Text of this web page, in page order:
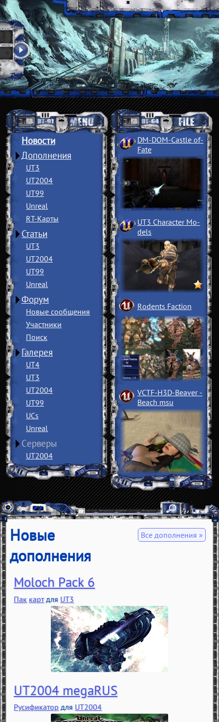
Новости
Дополнения
UT3
UT2004
UT99
Unreal
RT-Карты
Статьи
UT3
UT2004
UT99
Unreal
Форум
Новые сообщения
Участники
Поиск
Галерея
UT4
UT3
UT2004
UT99
UCs
Unreal
Серверы
UT2004
DM-DOM-Castle of­
Fate
UT3 Character Mo­
dels
Rodents Faction
VCTF-H3D-Beaver ­
Beach msu
Все дополнения »
Новые
дополнения
Moloch Pack 6
Пак картдля UT3
UT2004 megaRUS
Русификатор для UT2004